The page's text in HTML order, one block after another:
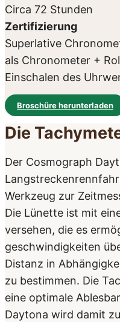
Circa 72 Stunden
Zertifizierung
Superlative
als Chronometer +
Einschalen des
Broschüre herunterladen
Die
Der Cosmograph
Werkzeug zur
Die Lünette ist mit
versehen, die es
geschwindigkeiten
Distanz in
zu bestimmen. Die
eine optimale
Daytona wird damit